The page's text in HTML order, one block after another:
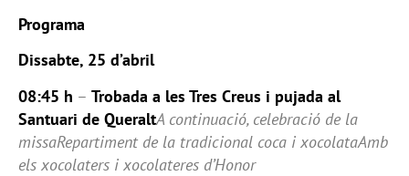
Programa
Dissabte, 25 d’abril
08:45 h – Trobada a les Tres Creus i pujada al
Santuari de QueraltA continuació, celebració de la
missaRepartiment de la tradicional coca i xocolataAmb
els xocolaters i xocolateres d’Honor